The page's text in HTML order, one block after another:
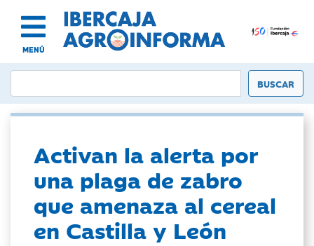
MENÚ
Activan la alerta por
una plaga de zabro
que amenaza al cereal
en Castilla y León